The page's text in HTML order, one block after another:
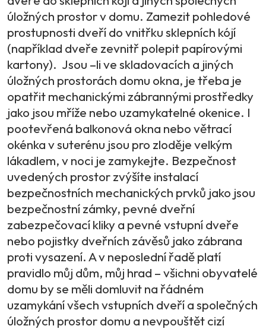
úložných prostor v domu. Zamezit pohledové
prostupnosti dveří do vnitřku sklepních kójí
(například dveře zevnitř polepit papírovými
kartony). Jsou –li ve skladovacích a jiných
úložných prostorách domu okna, je třeba je
opatřit mechanickými zábrannými prostředky
jako jsou mříže nebo uzamykatelné okenice. I
pootevřená balkonová okna nebo větrací
okénka v suterénu jsou pro zloděje velkým
lákadlem, v noci je zamykejte. Bezpečnost
uvedených prostor zvýšíte instalací
bezpečnostních mechanických prvků jako jsou
bezpečnostní zámky, pevné dveřní
zabezpečovací kliky a pevné vstupní dveře
nebo pojistky dveřních závěsů jako zábrana
proti vysazení. A v neposlední řadě platí
pravidlo můj dům, můj hrad – všichni obyvatelé
domu by se měli domluvit na řádném
uzamykání všech vstupních dveří a společných
úložných prostor domu a nevpouštět cizí